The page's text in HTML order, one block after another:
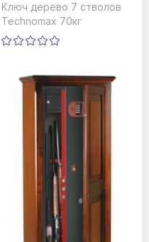
Ключ дерево 7 стволов
Technomax 70кг